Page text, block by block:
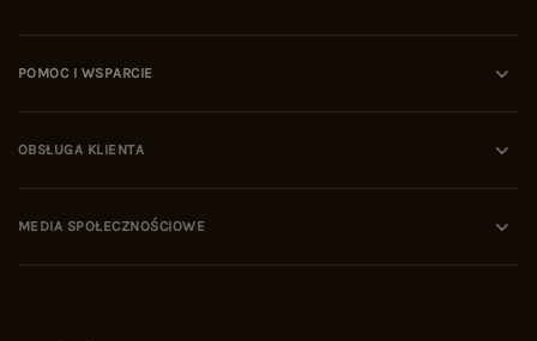
POMOC I WSPARCIE
OBSŁUGA KLIENTA
MEDIA SPOŁECZNOŚCIOWE